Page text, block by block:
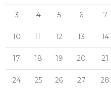
3 4 5 6 7
10 11 12 13 14
17 18 19 20 21
24 25 26 27 28